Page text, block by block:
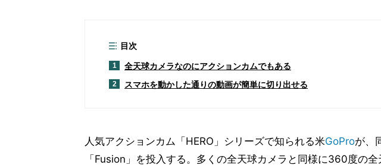
目次
1 全天球カメラなのにアクションカムでもある
2 スマホを動かした通りの動画が簡単に切り出せる
人気アクションカム「HERO」シリーズで知られる米GoProが、
「Fusion」を投入する。多くの全天球カメラと同様に360度の